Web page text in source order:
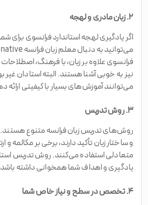
۲. زبان مادری و لهجه
اگر یادگیری لهجه استاندارد فرانسوی برای
فرانسوی علاوه بر زبان، با فرهنگ،
نیز به خوبی آشنا هستند. البته استادان غیر
می‌توانند آموزش‌های بسیار با کیفیتی ارائه
۳. روش تدریس
روش‌های تدریس زبان فرانسه متنوع هستند.
و ساختار زبان تأکید دارند، برخی بر مکالمه و
متعادلی استفاده می‌کنند. روش تدریس
یادگیری و اهداف شما همخوانی داشته
۴. تخصص در سطح و نیاز خاص شما